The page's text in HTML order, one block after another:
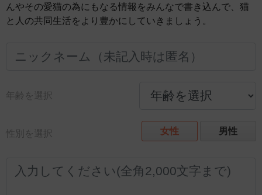
んやその愛猫の為にもなる情報をみんなで書き込んで、猫
と人の共同生活をより豊かにしていきましょう。
年齢を選択
性別を選択 女性 男性